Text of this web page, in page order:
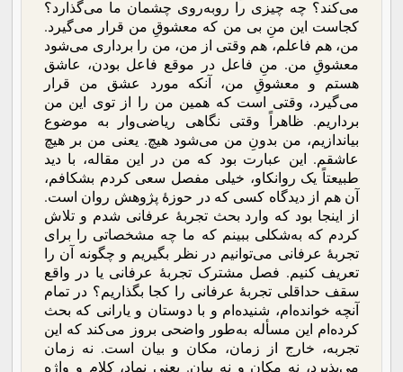
می‌کند؟ چه چیزی را روبه‌روی چشمان ما می‌گذارد؟
کجاست این منِ بی من که معشوقِ من قرار می‌گیرد.
من، هم فاعلم، هم وقتی از من، من را برداری می‌شود
معشوقِ من. منِ فاعل در موقع فاعل بودن، عاشق
هستم و معشوقِ من، آنکه مورد عشق من قرار
می‌گیرد، وقتی است که همین من را از توی این من
برداریم. ظاهراً وقتی نگاهی ریاضی‌وار به موضوع
بیاندازیم، من بدونِ من می‌شود هیچ. یعنی من بر هیچ
عاشقم. این عبارت بود که من در این مقاله، با دید
طبیعتاً یک روانکاو، خیلی مفصل سعی کردم بشکافم،
آن هم از دیدگاه کسی که در حوزۀ پژوهش روان است.
از اینجا بود که وارد بحث تجربۀ عرفانی شدم و تلاش
کردم که به‌شکلی ببینم که ما چه مشخصاتی را برای
تجربۀ عرفانی می‌توانیم در نظر بگیریم و چگونه آن را
تعریف کنیم. فصل مشترک تجربۀ عرفانی یا در واقع
سقف حداقلی تجربۀ عرفانی را کجا بگذاریم؟ در تمام
آنچه خوانده‌ام، شنیده‌ام و با دوستان و یارانی که بحث
کرده‌ام این مسأله به‌طور واضحی بروز می‌کند که این
تجربه، خارج از زمان، مکان و بیان است. نه زمان
می‌پذیرد، نه مکان و نه بیان. یعنی نماد، کلام و واژه